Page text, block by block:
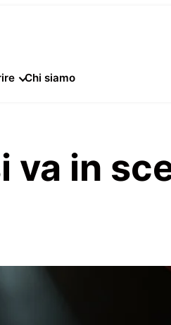
Chi siamo
va in